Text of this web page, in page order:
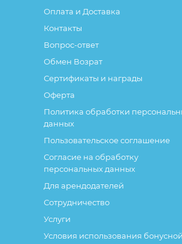
Оплата и Доставка
Контакты
Вопрос-ответ
Обмен Возрат
Сертификаты и награды
Оферта
Политика обработки
данных
Пользовательское соглашение
Согласие на обработку
персональных данных
Для арендодателей
Сотрудничество
Услуги
Условия использования бонусной